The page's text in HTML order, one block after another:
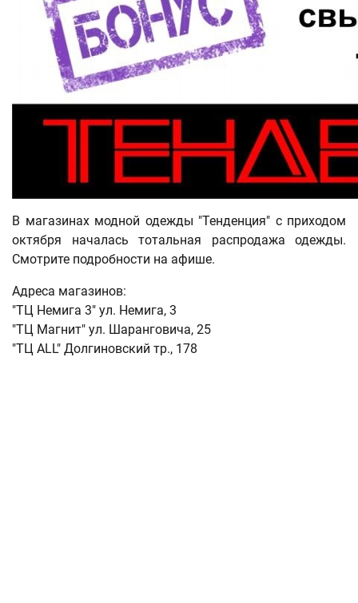
В магазинах модной одежды "Тенденция" с приходом
октября началась тотальная распродажа одежды.
Смотрите подробности на афише.
Адреса магазинов:
"ТЦ Немига 3" ул. Немига, 3
"ТЦ Магнит" ул. Шаранговича, 25
"ТЦ ALL" Долгиновский тр., 178